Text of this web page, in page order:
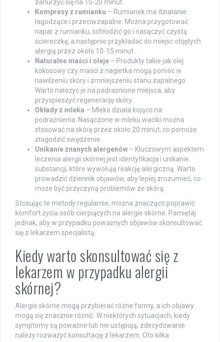
zanurzyć się na 15-20 minut.
Kompresy z rumianku – Rumianek ma działanie
łagodzące i przeciwzapalne. Można przygotować
napar z rumianku, schłodzić go i nasączyć czystą
ściereczkę, a następnie przykładać do miejsc objętych
alergią przez około 10-15 minut.
Naturalne maści i oleje – Produkty takie jak olej
kokosowy czy maści z nagietka mogą pomóc w
nawilżeniu skóry i zmniejszeniu stanu zapalnego.
Warto nałożyć je na podrażnione miejsca, aby
przyspieszyć regenerację skóry.
Okłady z mleka – Mleko działa kojąco na
podrażnienia. Nasączone w mleku waciki można
stosować na skórę przez około 20 minut, co pomoże
złagodzić swędzenie.
Unikanie znanych alergenów – Kluczowym aspektem
leczenia alergii skórnej jest identyfikacja i unikanie
substancji, które wywołują reakcję alergiczną. Warto
prowadzić dziennik objawów, aby lepiej zrozumieć, co
może być przyczyną problemów ze skórą.
Stosując te metody regularnie, można znacząco poprawić
komfort życia osób cierpiących na alergie skórne. Pamiętaj
jednak, aby w przypadku poważnych objawów skonsultować
się z lekarzem specjalistą.
Kiedy warto skonsultować się z
lekarzem w przypadku alergii
skórnej?
Alergie skórne mogą przybierać różne formy, a ich objawy
mogą się znacznie różnić. W niektórych sytuacjach, kiedy
symptomy są poważne lub nie ustępują, zdecydowanie
należy rozważyć konsultację z lekarzem. Oto kilka